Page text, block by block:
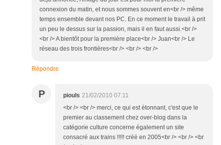
connexion du matin, et nous sommes souvent en<br /> même
temps ensemble devant nos PC. En ce moment le travail à prit
un peu le dessus sur la passion, mais il en faut aussi.<br />
<br /> A bientôt pour la première place<br /> Juan<br /> Le
réseau des trois frontières<br /> <br /> <br />
Répondre
P piouls 21/02/2010 07:11
<br /> <br /> merci, ce qui est étonnant, c'est que le
premier au classement chez over-blog dans la
catégorie culture concerne également un site
consacré aux trains !!!!! créé en 2005<br /> <br /> <br